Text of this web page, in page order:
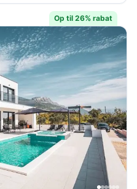
Op til 26% rabat